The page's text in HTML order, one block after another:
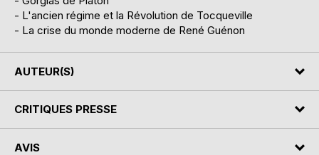
- L'ancien régime et la Révolution de Tocqueville
- La crise du monde moderne de René Guénon
AUTEUR(S)
CRITIQUES PRESSE
AVIS